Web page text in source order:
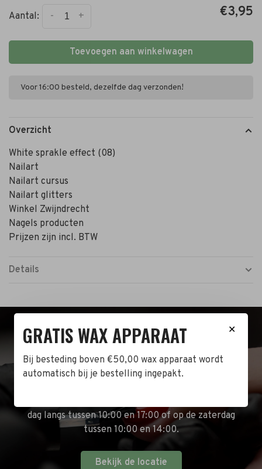
Aantal: +
- €3,95
Toevoegen aan winkelwagen
Voor 16:00 besteld, dezelfde dag verzonden!
Overzicht
White sprakle effect (08)
Nailart
Nailart cursus
Nailart glitters
Winkel Zwijndrecht
Nagels producten
Prijzen zijn incl. BTW
Details
BEZOEK DE WINKEL!
Naast de online shop hebben wij ook een fysieke
dag langs tussen 10:00 en 17:00 of op de zaterdag
tussen 10:00 en 14:00.
Bekijk de locatie
✕
GRATIS WAX APPARAAT
Bij besteding boven €50,00 wax apparaat wordt
automatisch bij je bestelling ingepakt.